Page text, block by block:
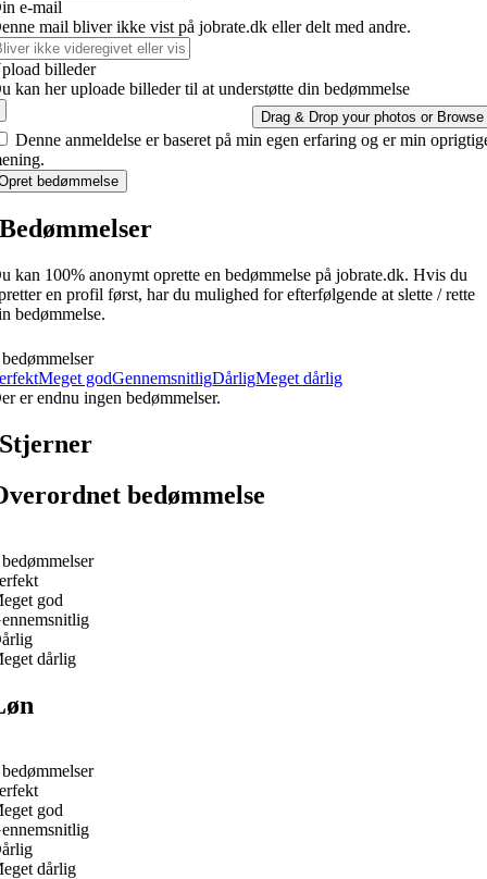
e-mail
mail bliver ikke vist på jobrate.dk eller delt med andre.
billeder
kan her uploade billeder til at understøtte din bedømmelse
Drag & Drop your photos or Browse
Denne anmeldelse er baseret på min egen erfaring og er min
bedømmelse
Bedømmelser
kan 100% anonymt oprette en bedømmelse på jobrate.dk. Hvis du
en profil først, har du mulighed for efterfølgende at slette / rette
bedømmelse.
Meget godGennemsnitligDårligMeget dårlig
er endnu ingen bedømmelser.
Stjerner
bedømmelse
god
dårlig
god
dårlig